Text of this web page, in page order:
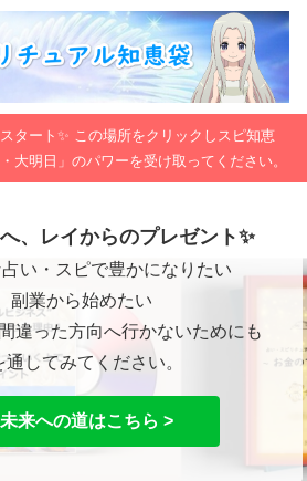
タート✨ この場所をクリックしスピ知恵
大明日」のパワーを受け取ってください。
、レイからのプレゼント✨
い・スピで豊かになりたい
副業から始めたい
違った方向へ行かないためにも
してみてください。
来への道はこちら >